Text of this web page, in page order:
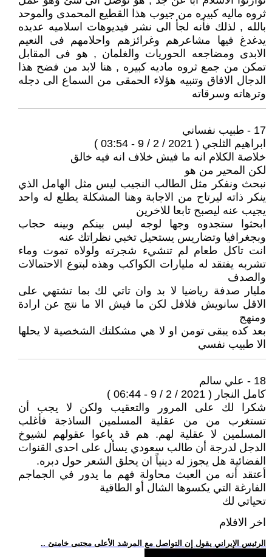
ثروه ماليه كبيره من جيوب هذا القطيع المحمدى والموحد
بالله , لذلك فأنه لجأ الى نشر فيديوهات اسلاميه عديده
يدغدغ فيها مشاعرهم وغرائزهم واحلامهم فى النعيم
الابدى ومضاجعه الحوريات والغلمان , هو فى المقابل
تمكن من جمع ثروه ماديه كبيره , هنا لابد من فضح هذا
الدجال الافاق وتنبيه هؤلاء الحمقى من السماع الى دجله
وترهاته وسرقاته
17 - طبيب نفساني
ابراهيم الثلجي ( 2021 / 2 / 9 - 03:54 )
خلاصة الكلام انه ما فيش خلاف انه فيه خالق
لكن المحير من هو
نبحث ونفكر مثل الطالب النجيب ليس مثل الهامل الذي
ينكر ذاته ليرتاح من الاجابة وهنا المشكلة يطلع له واحد
يجيب عنه ليصبح تابعا للاخرين
ابحثوا ستجدوه وجها لوجه ليس بينكم وبينه حجاب
وبجغرافيا وتضاريس يستحيل تخبي نظراتك عنه
انت تاكل طعام لم تنشيء شجرته ولولاه تموت وماء
تشربه يفتقد له مليارات الكواكب وهذه لبتوع الاحتمالات
والصدف
مليار صدفة رياضيا لا بد وان تاتي لك بما تشتهي على
الاقل سانويش فلافل لكن ما فيش الا ما نتج عن ارادة
ومنهج
بعد كده يبقى تومن او لا هي مشكلتك الشخصية لا يحلها
الا طبيب نفسي
18 - علي سالم
كامل النجار ( 2021 / 2 / 9 - 06:44 )
شكرا لك على المرور والتعقيب ولكن لا يجب أن
تستغرب من من عقلية المسلمين الساذجة فأغلب
المسلمين لا عقلية لهم. هم قد باعوا عقولهم لشيوخ
الدجل لدرجة أن طالب سعودي يسأل على احدى القنوات
الفضائية هل يجوز له دينياً ان يحلق الشعر حول دبره.
أعتقد أنه من العبث محاولة فهم ما يدور في الجماجم
الفارغة التي يكسوها الشال أو الطاقية
تحياتي لك
اخر الافلام
.. الرئيس الإيراني يقول إن التواصل مع المرشد الأعلى مجتبى خامنئ